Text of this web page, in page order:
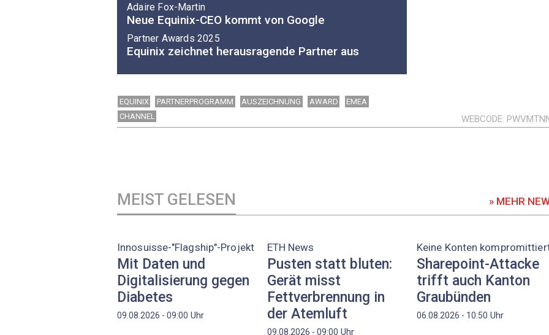
Adaire Fox-Martin
Neue Equinix-CEO kommt von Google
Partner Awards 2025
Equinix zeichnet herausragende Partner aus
EQUINIX PARTNERPROGRAMM AUSZEICHNUNG AWARD
EMEA
CHANNEL
WEBCODE
MEIST GELESEN » MEHR
Innosuisse-"Flagship"-Projekt
Mit Daten und
Digitalisierung gegen
Diabetes
09.08.2026 - 09:00 Uhr
ETH News
Pusten statt bluten:
Gerät misst
Fettverbrennung in
der Atemluft
09.08.2026 - 09:00 Uhr
Keine Konten
Sharepoint-Attacke
trifft auch Kanton
Graubünden
06.08.2026 - 10:50 Uhr